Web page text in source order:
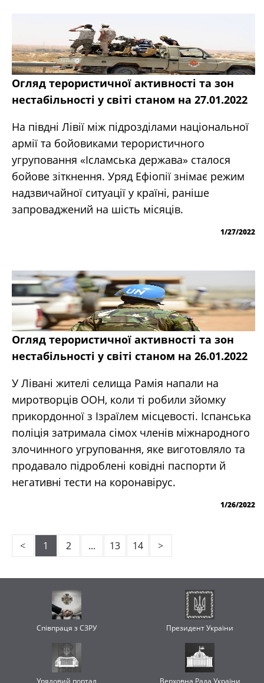
Огляд терористичної активності та зон
нестабільності у світі станом на 27.01.2022
На півдні Лівії між підрозділами національної
армії та бойовиками терористичного
угруповання «Ісламська держава» сталося
бойове зіткнення. Уряд Ефіопії знімає режим
надзвичайної ситуації у країні, раніше
запроваджений на шість місяців.
1/27/2022
Огляд терористичної активності та зон
нестабільності у світі станом на 26.01.2022
У Лівані жителі селища Рамія напали на
миротворців ООН, коли ті робили зйомку
прикордонної з Ізраїлем місцевості. Іспанська
поліція затримала сімох членів міжнародного
злочинного угруповання, яке виготовляло та
продавало підроблені ковідні паспорти й
негативні тести на коронавірус.
1/26/2022
< 1 2 ... 13 14 >
Співпраця з СЗРУ Президент України
Урядовий портал Верховна Рада України